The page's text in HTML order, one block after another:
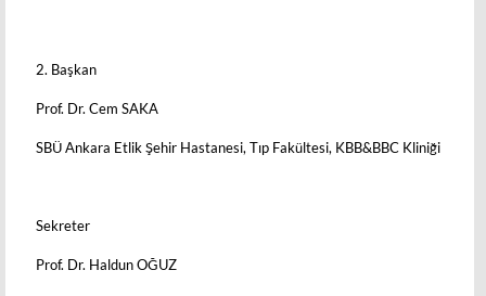
2. Başkan
Prof. Dr. Cem SAKA
SBÜ Ankara Etlik Şehir Hastanesi, Tıp Fakültesi, KBB&BBC Kliniği
Sekreter
Prof. Dr. Haldun OĞUZ